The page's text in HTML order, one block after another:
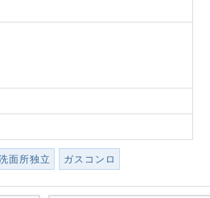
面所独立 ガスコンロ